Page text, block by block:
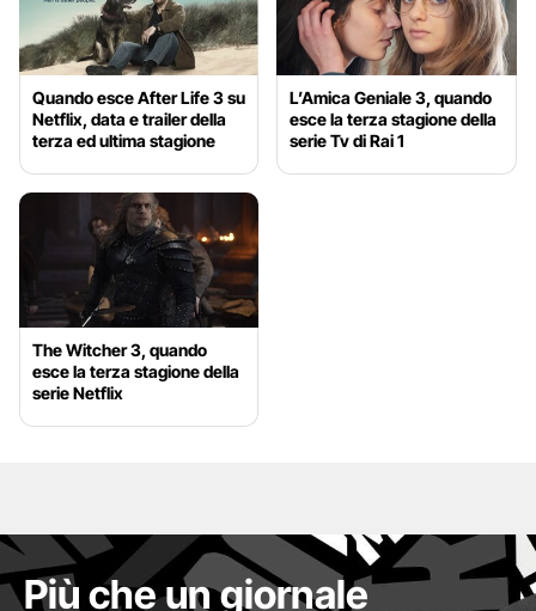
Quando esce After Life 3 su
Netflix, data e trailer della
terza ed ultima stagione
L’Amica Geniale 3, quando
esce la terza stagione della
serie Tv di Rai 1
The Witcher 3, quando
esce la terza stagione della
serie Netflix
Più che un giornale